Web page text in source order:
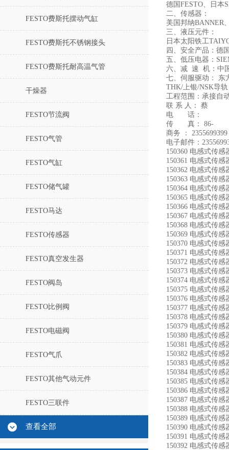
FESTO费斯托摆动气缸
FESTO费斯托不锈钢接头
FESTO费斯托耐高温气管
干燥器
FESTO节流阀
FESTO气管
FESTO气缸
FESTO储气罐
FESTO马达
FESTO传感器
FESTO真空发生器
FESTO阀岛
FESTO比例阀
FESTO电磁阀
FESTO气爪
FESTO其他气动元件
FESTO三联件
查看全部
德国FESTO、日本
二、传感器：
美国邦纳BANNER
三、液压元件：
日本太阳铁工
四、安全产品：德
五、低压电器：
六、减 速 机：中
七、伺服驱动： 东
THK/上银/NSK导
工程范围：承接自
联 系 人： 蔡
电 话：
传 真： 86-
商务 ： 2355699399
电子邮件：
150360 电感式传
150361 电感式传
150362 电感式传
150363 电感式传
150364 电感式传
150365 电感式传
150366 电感式传
150367 电感式传
150368 电感式传
150369 电感式传
150370 电感式传
150371 电感式传
150372 电感式传
150373 电感式传
150374 电感式传
150375 电感式传
150376 电感式传
150377 电感式传
150378 电感式传
150379 电感式传
150380 电感式传
150381 电感式传
150382 电感式传
150383 电感式传
150384 电感式传
150385 电感式传
150386 电感式传
150387 电感式传
150388 电感式传
150389 电感式传
150390 电感式传
150391 电感式传
150392 电感式传